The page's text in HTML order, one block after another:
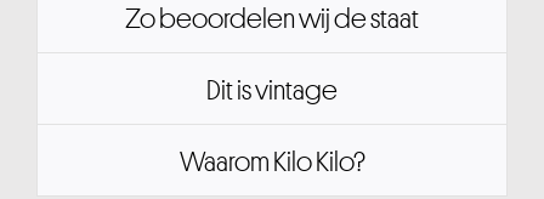
Zo beoordelen wij de staat
Dit is vintage
Waarom Kilo Kilo?